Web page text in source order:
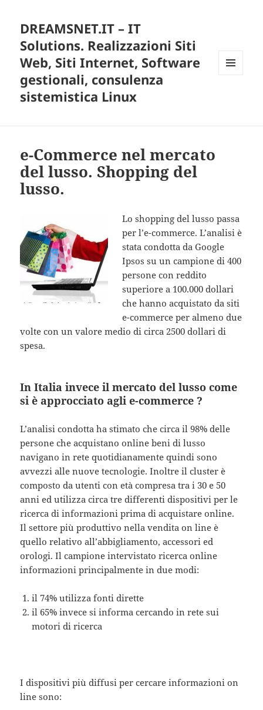
DREAMSNET.IT – IT
Solutions. Realizzazioni Siti
Web, Siti Internet, Software
gestionali, consulenza
sistemistica Linux
e-Commerce nel mercato
del lusso. Shopping del
lusso.
Lo shopping del lusso passa
per l’e-commerce. L’analisi è
stata condotta da Google
Ipsos su un campione di 400
persone con reddito
superiore a 100.000 dollari
che hanno acquistato da siti
e-commerce per almeno due
volte con un valore medio di circa 2500 dollari di
spesa.
In Italia invece il mercato del lusso come
si è approcciato agli e-commerce ?
L’analisi condotta ha stimato che circa il 98% delle
persone che acquistano online beni di lusso
navigano in rete quotidianamente quindi sono
avvezzi alle nuove tecnologie. Inoltre il cluster è
composto da utenti con età compresa tra i 30 e 50
anni ed utilizza circa tre differenti dispositivi per le
ricerca di informazioni prima di acquistare online.
Il settore più produttivo nella vendita on line è
quello relativo all’abbigliamento, accessori ed
orologi. Il campione intervistato ricerca online
informazioni principalmente in due modi:
il 74% utilizza fonti dirette
il 65% invece si informa cercando in rete sui
motori di ricerca
I dispositivi più diffusi per cercare informazioni on
line sono: